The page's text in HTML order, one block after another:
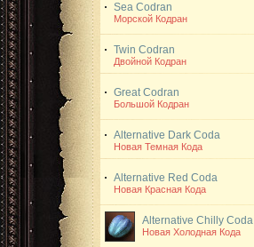
Sea Codran
Морской Кодран
Twin Codran
Двойной Кодран
Great Codran
Большой Кодран
Alternative Dark Coda
Новая Темная Кода
Alternative Red Coda
Новая Красная Кода
Alternative Chilly Coda
Новая Холодная Кода